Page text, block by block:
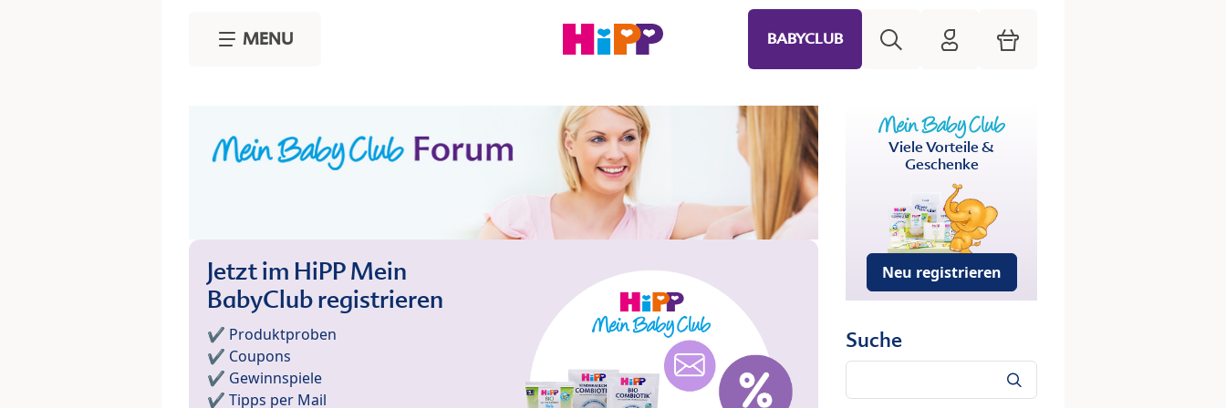
MENU BABYCLUB HiPP Mein Babyclub
Warenkorb
Jetzt im HiPP Mein
BabyClub registrieren
✔️ Produktproben
✔️ Coupons
✔️ Gewinnspiele
✔️ Tipps per Mail
Viele Vorteile &
Geschenke
Neu registrieren
Suche